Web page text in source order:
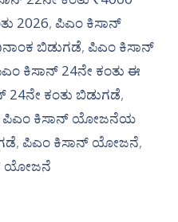
2026, ಪಿಎಂ ಕಿಸಾನ್
ಬಿಡುಗಡೆ, ಪಿಎಂ ಕಿಸಾನ್
ಕಿಸಾನ್ 24ನೇ ಕಂತು ಈ
24ನೇ ಕಂತು ಬಿಡುಗಡೆ,
ಪಿಎಂ ಕಿಸಾನ್ ಯೋಜನೆಯ
, ಪಿಎಂ ಕಿಸಾನ್ ಯೋಜನೆ,
ಯೋಜನೆ